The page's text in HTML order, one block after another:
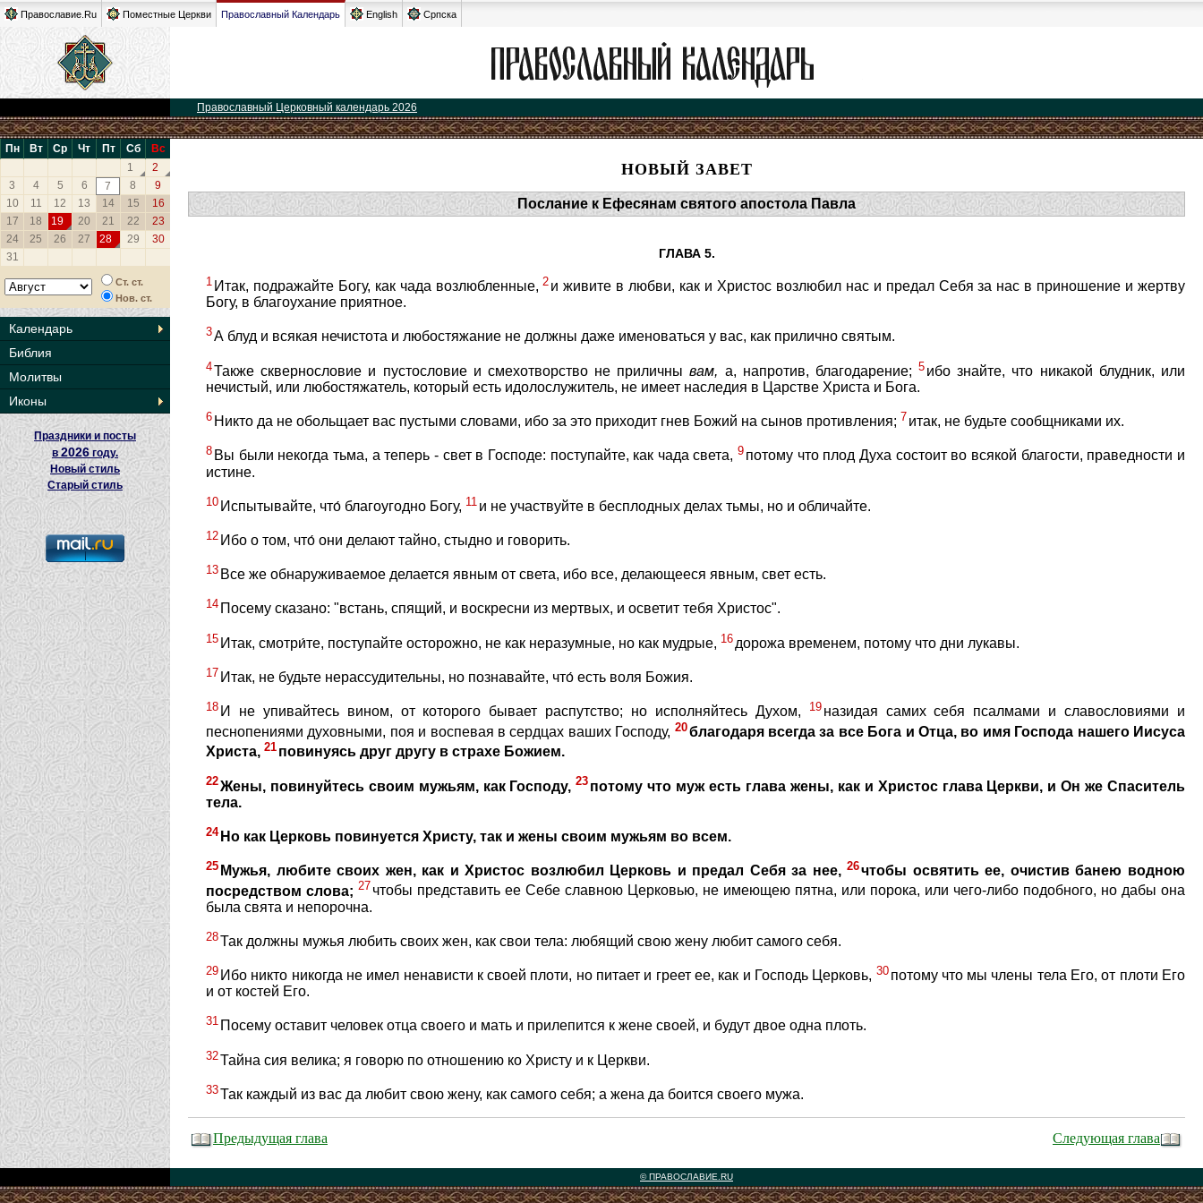
Православие.Ru Поместные Церкви Православный Календарь English Српска
Православный Церковный календарь 2026
Пн Вт Ср Чт Пт Сб
Вс
1
2
3
4 5 6 7 8
9
10
11 12 13 14 15
16
17
18 19 20 21 22
23
24
25 26 27 28 29
30
31
Ст. ст.
Нов. ст.
Календарь
Библия
Молитвы
Иконы
Праздники и посты
в2026 году.
Новый стиль
Старый стиль
НОВЫЙ ЗАВЕТ
Послание к Ефесянам святого апостола Павла
ГЛАВА 5.
1 Итак, подражайте Богу, как чада возлюбленные,2 и живите в любви, как и Христос возлюбил нас и предал Себя за нас в приношение и жертву
Богу, в благоухание приятное.
3А блуд и всякая нечистота и любостяжание не должны даже именоваться у вас, как прилично святым.
4Также сквернословие и пустословие и смехотворство не приличнывам, а, напротив, благодарение;5 ибо знайте, что никакой блудник, или
нечистый, или любостяжатель, который есть идолослужитель, не имеет наследия в Царстве Христа и Бога.
6 Никто да не обольщает вас пустыми словами, ибо за это приходит гнев Божий на сынов противления; 7 итак, не будьте сообщниками их.
8 Вы были некогда тьма, а теперь - свет в Господе: поступайте, как чада света, 9 потому что плод Духа состоит во всякой благости, праведности и
истине.
10 Испытывайте, что́ благоугодно Богу, 11 и не участвуйте в бесплодных делах тьмы, но и обличайте.
12 Ибо о том, что́ они делают тайно, стыдно и говорить.
13 Все же обнаруживаемое делается явным от света, ибо все, делающееся явным, свет есть.
14 Посему сказано: "встань, спящий, и воскресни из мертвых, и осветит тебя Христос".
15 Итак, смотри́те, поступайте осторожно, не как неразумные, но как мудрые, 16 дорожа временем, потому что дни лукавы.
17 Итак, не будьте нерассудительны, но познавайте, что́ есть воля Божия.
18 И не упивайтесь вином, от которого бывает распутство; но исполняйтесь Духом, 19 назидая самих себя псалмами и славословиями и
песнопениями духовными, поя и воспевая в сердцах ваших Господу, 20благодаря всегда за все Бога и Отца, во имя Господа нашего Иисуса
Христа, 21 повинуясь друг другу в страхе Божием.
22Жены, повинуйтесь своим мужьям, как Господу, 23 потому что муж есть глава жены, как и Христос глава Церкви, и Он же Спаситель
тела.
24 Но как Церковь повинуется Христу, так и жены своим мужьям во всем.
25 Мужья, любите своих жен, как и Христос возлюбил Церковь и предал Себя за нее, 26чтобы освятить ее, очистив банею водною
посредством слова; 27 чтобы представить ее Себе славною Церковью, не имеющею пятна, или порока, или чего-либо подобного, но дабы она
была свята и непорочна.
28Так должны мужья любить своих жен, как свои тела: любящий свою жену любит самого себя.
29 Ибо никто никогда не имел ненависти к своей плоти, но питает и греет ее, как и Господь Церковь, 30 потому что мы члены тела Его, от плоти Его
и от костей Его.
31 Посему оставит человек отца своего и мать и прилепится к жене своей, и будут двое одна плоть.
32Тайна сия велика; я говорю по отношению ко Христу и к Церкви.
33Так каждый из вас да любит свою жену, как самого себя; а жена да боится своего мужа.
Предыдущая глава Следующая глава
© ПРАВОСЛАВИЕ.RU